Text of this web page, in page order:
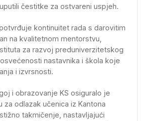
čestitke za ostvareni uspjeh.
kontinuitet rada s darovitim
na kvalitetnom mentorstvu,
za razvoj preduniverzitetskog
nastavnika i škola koje
i izvrsnosti.
i obrazovanje KS osiguralo je
za odlazak učenica iz Kantona
takmičenje, nastavljajući